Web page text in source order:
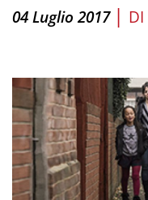
04 Luglio 2017 | DI